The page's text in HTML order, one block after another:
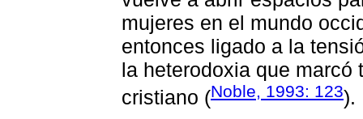
mujeres en el mundo
entonces ligado a la
la heterodoxia que
cristiano (Noble, 1993: 123).